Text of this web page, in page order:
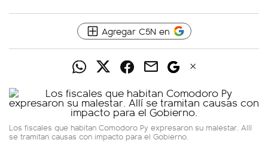
Agregar C5N en
Los fiscales que habitan Comodoro Py expresaron su malestar. Allí
se tramitan causas con impacto para el Gobierno.